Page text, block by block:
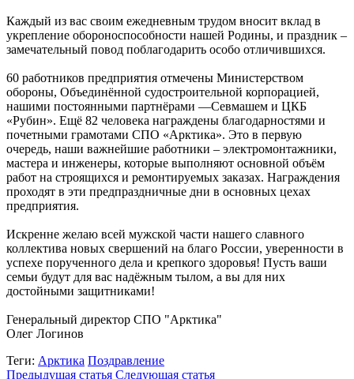
Каждый из вас своим ежедневным трудом вносит вклад в
укрепление обороноспособности нашей Родины, и праздник –
замечательный повод поблагодарить особо отличившихся.
60 работников предприятия отмечены Министерством
обороны, Объединённой судостроительной корпорацией,
нашими постоянными партнёрами —Севмашем и ЦКБ
«Рубин». Ещё 82 человека награждены благодарностями и
почетными грамотами СПО «Арктика». Это в первую
очередь, наши важнейшие работники – электромонтажники,
мастера и инженеры, которые выполняют основной объём
работ на строящихся и ремонтируемых заказах. Награждения
проходят в эти предпраздничные дни в основных цехах
предприятия.
Искренне желаю всей мужской части нашего славного
коллектива новых свершений на благо России, уверенности в
успехе порученного дела и крепкого здоровья! Пусть ваши
семьи будут для вас надёжным тылом, а вы для них
достойными защитниками!
Генеральный директор СПО "Арктика"
Олег Логинов
Теги: Арктика Поздравление
Предыдущая статья Следующая статья